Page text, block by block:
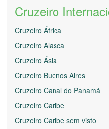
Cruzeiro
Cruzeiro África
Cruzeiro Alasca
Cruzeiro Ásia
Cruzeiro Buenos Aires
Cruzeiro Canal do Panamá
Cruzeiro Caribe
Cruzeiro Caribe sem visto